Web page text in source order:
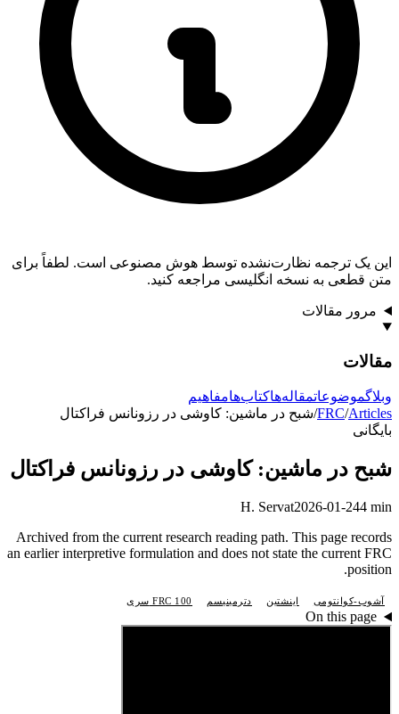
این یک ترجمه نظارت‌نشده توسط هوش مصنوعی است. لطفاً برای
متن قطعی به نسخه انگلیسی مراجعه کنید.
مرور مقالات
مقالات
وبلاگموضوعاتمقاله‌هاکتاب‌هامفاهیم
FRC/Articles
/شبح در ماشین: کاوشی در رزونانس فراکتال
بایگانی
شبح در ماشین: کاوشی در رزونانس فراکتال
H. Servat2026-01-244 min
Archived from the current research reading path. This page records
an earlier interpretive formulation and does not state the current FRC
position.
آشوب-کوانتومی اینشتین دترمینیسم سری FRC 100
On this page